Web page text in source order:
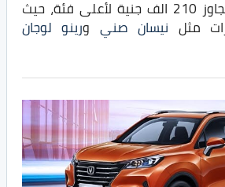
المصري بسعر لا يتجاوز 210 الف جنية لأعلى فئة، حيث
مثل نيسان صني ورينو لوجان